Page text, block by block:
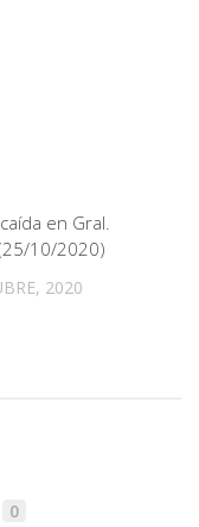
en Gral.
10/2020)
2020
0